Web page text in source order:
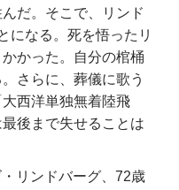
だ。そこで、リンド
になる。死を悟ったリ
かった。自分の棺桶
さらに、葬儀に歌う
西洋単独無着陸飛
後まで失せることは
リンドバーグ、72歳